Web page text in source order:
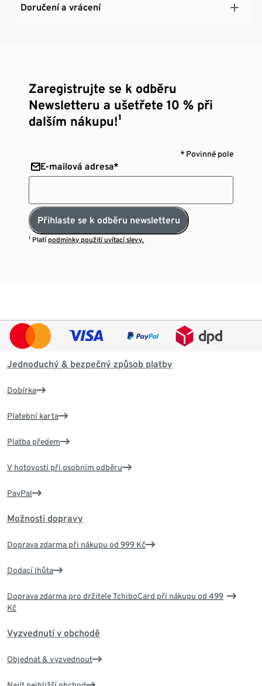
Doručení a vrácení
Zaregistrujte se k odběru
Newsletteru a ušetřete 10 % při
dalším nákupu!¹
* Povinné pole
E-mailová adresa*
Přihlaste se k odběru newsletteru
¹ Platí podmínky použití uvítací slevy.
Jednoduchý & bezpečný způsob platby
Dobírka
Platební karta
Platba předem
V hotovosti při osobním odběru
PayPal
Možnosti dopravy
Doprava zdarma při nákupu od 999 Kč
Dodací lhůta
Doprava zdarma pro držitele TchiboCard při nákupu od 499
Kč
Vyzvednutí v obchodě
Objednat & vyzvednout